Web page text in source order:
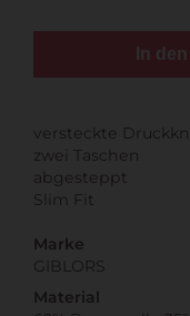
In
versteckte
zwei Taschen
abgesteppt
Slim Fit
Marke
GIBLORS
Material